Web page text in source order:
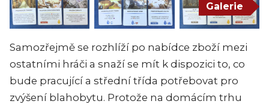
Galerie
Samozřejmě se rozhlíží po nabídce zboží mezi
ostatními hráči a snaží se mít k dispozici to, co
bude pracující a střední třída potřebovat pro
zvýšení blahobytu. Protože na domácím trhu